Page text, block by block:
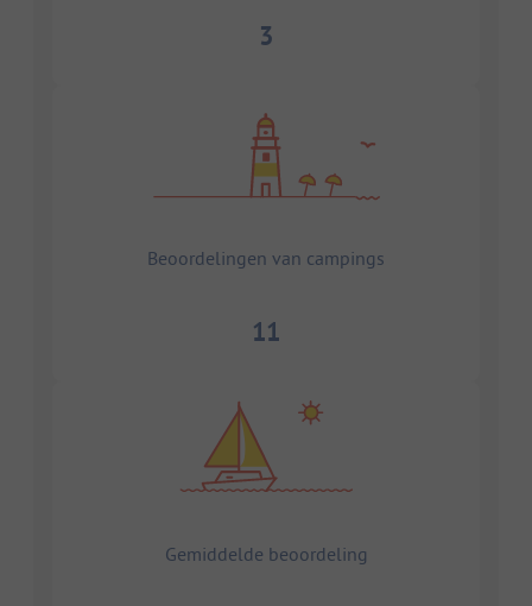
3
Beoordelingen van campings
11
Gemiddelde beoordeling